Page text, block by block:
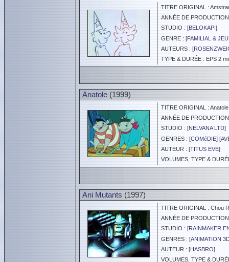
TITRE ORIGINAL :
ANNÉE DE
STUDIO : [BELOKAPI]
GENRE : [FAMILIAL &
AUTEURS : [
TYPE & DURÉE : EPS 2
Anatole (1999)
TITRE ORIGINAL : Anatole
ANNÉE DE
STUDIO : [NELVANA LTD]
GENRES : [COMéDIE] [
AUTEUR : [TITUS EVE]
VOLUMES, TYPE &
Ani Mutants (1997)
TITRE ORIGINAL : Chou
ANNÉE DE
STUDIO : [RAINMAKER
GENRES : [ANIMATION
AUTEUR : [HASBRO]
VOLUMES, TYPE &